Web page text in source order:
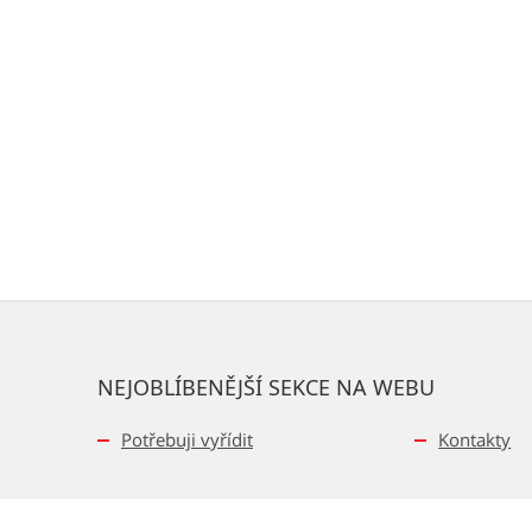
NEJOBLÍBENĚJŠÍ SEKCE NA WEBU
Potřebuji vyřídit Kontakty